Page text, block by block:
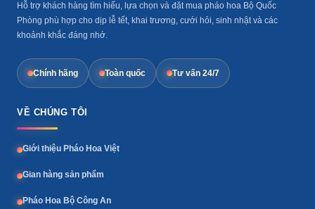
Hỗ trợ khách hàng tìm hiểu, lựa chọn và đặt mua pháo hoa Bộ Quốc
Phòng phù hợp cho dịp lễ tết, khai trương, cưới hỏi, sinh nhật và các
khoảnh khắc đáng nhớ.
Chính hãng Toàn quốc Tư vấn 24/7
VỀ CHÚNG TÔI
Giới thiệu Pháo Hoa Việt
Gian hàng sản phẩm
Pháo Hoa Bộ Công An